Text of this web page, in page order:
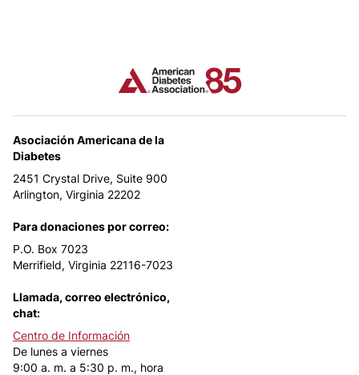
Asociación Americana de la
Diabetes
2451 Crystal Drive, Suite 900
Arlington, Virginia 22202
Para donaciones por correo:
P.O. Box 7023
Merrifield, Virginia 22116-7023
Llamada, correo electrónico,
chat:
Centro de Información
De lunes a viernes
9:00 a. m. a 5:30 p. m., hora